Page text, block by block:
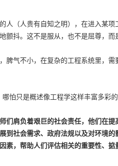
人（人贵有自知之明），在进入某
颤抖。这不是服从，也不是屈尊，
脾气不小，在复杂的工程系统里，
怕只是概述像工程学这样丰富多彩
们肩负着艰巨的社会责任，他们在
到社会需求、政府法规以及对环境
素，帮助人们评估相关的重要性、